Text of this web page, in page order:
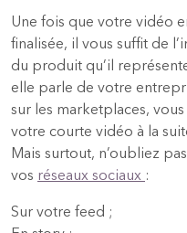
Une fois que votre vidéo
finalisée, il vous suffit de
du produit qu’il
elle parle de votre
sur les marketplaces,
votre courte vidéo à la
Mais surtout, n’oubliez
vos réseaux sociaux :
Sur votre feed ;